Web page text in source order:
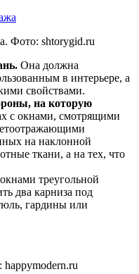
Фото: shtorygid.ru
Она должна
в интерьере, а
свойствами.
на которую
с окнами, смотрящими
на наклонной
ткани, а на тех, что
треугольной
два карниза под
гардины или
happymodern.ru